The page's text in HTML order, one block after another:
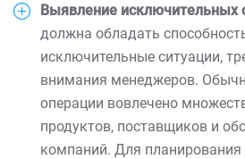
Выявление исключительных
должна обладать
исключительные ситуации,
внимания менеджеров.
операции вовлечено
продуктов, поставщиков и
компаний. Для планирования